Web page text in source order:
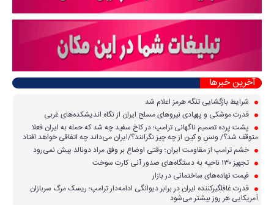
آخرین خبرها
شرایط بازگشایی تنگه هرمز اعلام شد
قدرت موشکی و پهپادی نیرو‌های مسلح ایران از نگاه اندیشکده‌های غربی
پشت پرده تصمیم ناگهانی ترامپ؛ در کاخ سفید چه شد که حمله به ایران فعلا
متوقف شد؟/ ونس و کین از چه چیز نگرانند؟/ایران می‌داند چه اتفاقی خواهد افتاد
خشم ترامپ از مقاومت ایران؛ وقتی اوضاع بر وفق مراد دونالد پیش نمی‌رود
تجهیز ۱۳۰ ناحیه به دستگاه‌های صدور آنی کارت سوخت
قیمت نهاده‌های ساختمانی در بازار
قدرت غافلگیرکننده ایران در برابر دیوانگی ادامه‌دار ترامپ؛ ریسک مرگ سربازان
آمریکایی هر روز بیشتر می‌شود